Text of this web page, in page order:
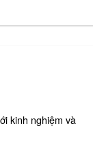
kinh nghiệm và